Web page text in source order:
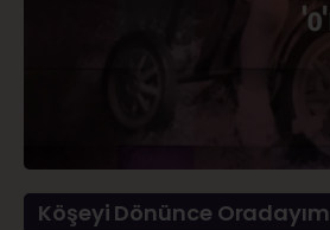
Köşeyi Dönünce Oradayım